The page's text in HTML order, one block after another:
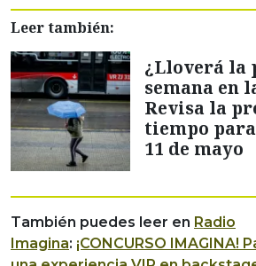
Leer también:
¿Lloverá la
semana en
Revisa la
tiempo
11 de mayo
También puedes leer en Radio
Imagina: ¡CONCURSO IMAGINA!